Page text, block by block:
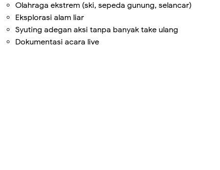
Olahraga ekstrem (ski, sepeda gunung, selancar)
Eksplorasi alam liar
Syuting adegan aksi tanpa banyak take ulang
Dokumentasi acara live